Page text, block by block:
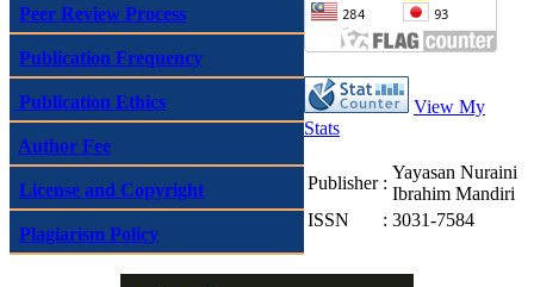
Peer Review Process
Publication Frequency
Publication Ethics
Author Fee
License and Copyright
Plagiarism Policy
View My
Stats
Publisher :
Yayasan Nuraini
Ibrahim Mandiri
ISSN
: 3031-7584